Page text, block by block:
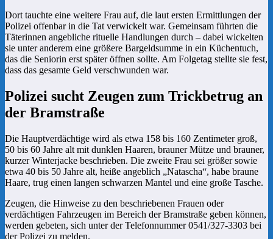
Dort tauchte eine weitere Frau auf, die laut ersten Ermittlungen der
Polizei offenbar in die Tat verwickelt war. Gemeinsam führten die
Täterinnen angebliche rituelle Handlungen durch – dabei wickelten
sie unter anderem eine größere Bargeldsumme in ein Küchentuch,
das die Seniorin erst später öffnen sollte. Am Folgetag stellte sie fest,
dass das gesamte Geld verschwunden war.
Polizei sucht Zeugen zum Trickbetrug an
der Bramstraße
Die Hauptverdächtige wird als etwa 158 bis 160 Zentimeter groß,
50 bis 60 Jahre alt mit dunklen Haaren, brauner Mütze und brauner,
kurzer Winterjacke beschrieben. Die zweite Frau sei größer sowie
etwa 40 bis 50 Jahre alt, heiße angeblich „Natascha“, habe braune
Haare, trug einen langen schwarzen Mantel und eine große Tasche.
Zeugen, die Hinweise zu den beschriebenen Frauen oder
verdächtigen Fahrzeugen im Bereich der Bramstraße geben können,
werden gebeten, sich unter der Telefonnummer 0541/327-3303 bei
der Polizei zu melden.